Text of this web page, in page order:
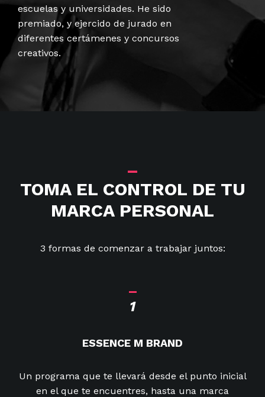
escuelas y universidades. He sido
premiado, y ejercido de jurado en
diferentes certámenes y concursos
creativos.
TOMA EL CONTROL DE TU
MARCA PERSONAL
3 formas de comenzar a trabajar juntos:
1
ESSENCE M BRAND
Un programa que te llevará desde el punto inicial
en el que te encuentres, hasta una marca